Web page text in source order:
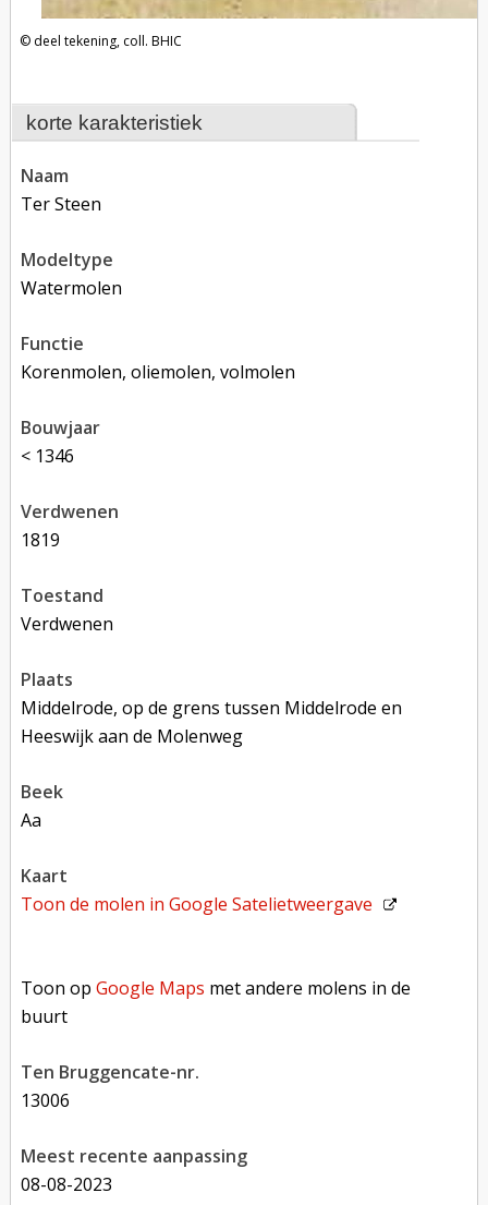
korte karakteristiek
naam
Ter Steen
modeltype
Watermolen
functie
korenmolen, oliemolen, volmolen
bouwjaar
< 1346
verdwenen
1819
toestand
verdwenen
plaats
Middelrode, op de grens tussen Middelrode en
Heeswijk aan de Molenweg
beek
Aa
kaart
Toon de molen inGoogle Satelietweergave
Toon opGoogle Maps met andere molens in de
buurt
Ten Bruggencate-nr.
13006
Meest recente aanpassing
08-08-2023
deel tekening, coll. BHIC